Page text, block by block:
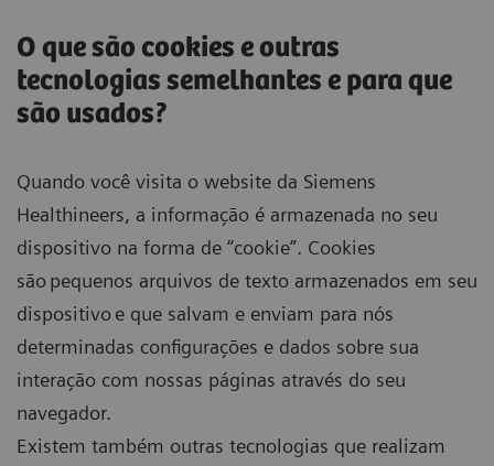
O que são cookies e outras
tecnologias semelhantes e para que
são usados?
Quando você visita o website da Siemens
Healthineers, a informação é armazenada no seu
dispositivo na forma de “cookie”. Cookies
são pequenos arquivos de texto armazenados em seu
dispositivo e que salvam e enviam para nós
determinadas configurações e dados sobre sua
interação com nossas páginas através do seu
navegador.
Existem também outras tecnologias que realizam